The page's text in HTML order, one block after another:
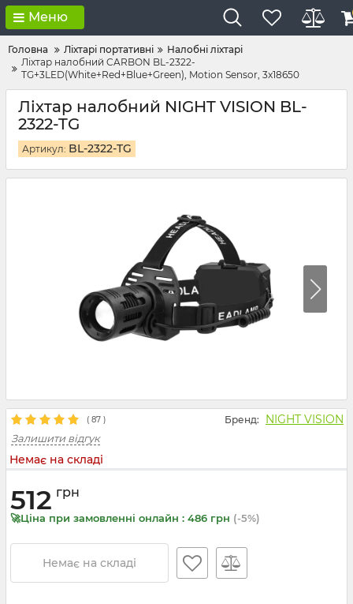
Меню
Головна Ліхтарі портативні
Налобні ліхтарі
Ліхтар налобний CARBON BL-2322-
TG+3LED(White+Red+Blue+Green), Motion Sensor, 3x18650
Ліхтар налобний NIGHT VISION BL-
2322-TG
Артикул: BL-2322-TG
( 87 ) Бренд: NIGHT VISION
Залишити відгук
Немає на складі
512 грн
🚀Ціна при замовленні онлайн : 486 грн (-5%)
Немає на складі